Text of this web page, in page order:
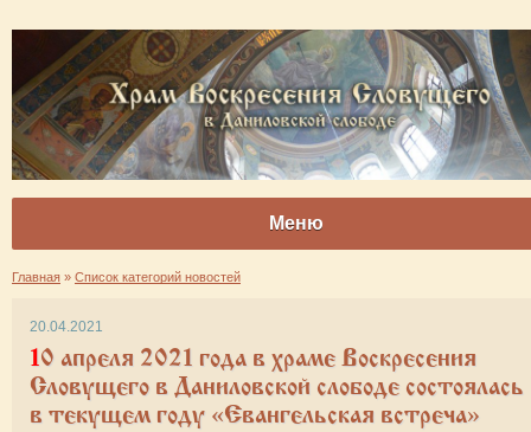
Меню
Главная » Список категорий новостей
20.04.2021
10 апреля 2021 года в храме Воскресения
Словущего в Даниловской слободе состоялась
в текущем году «Евангельская встреча»